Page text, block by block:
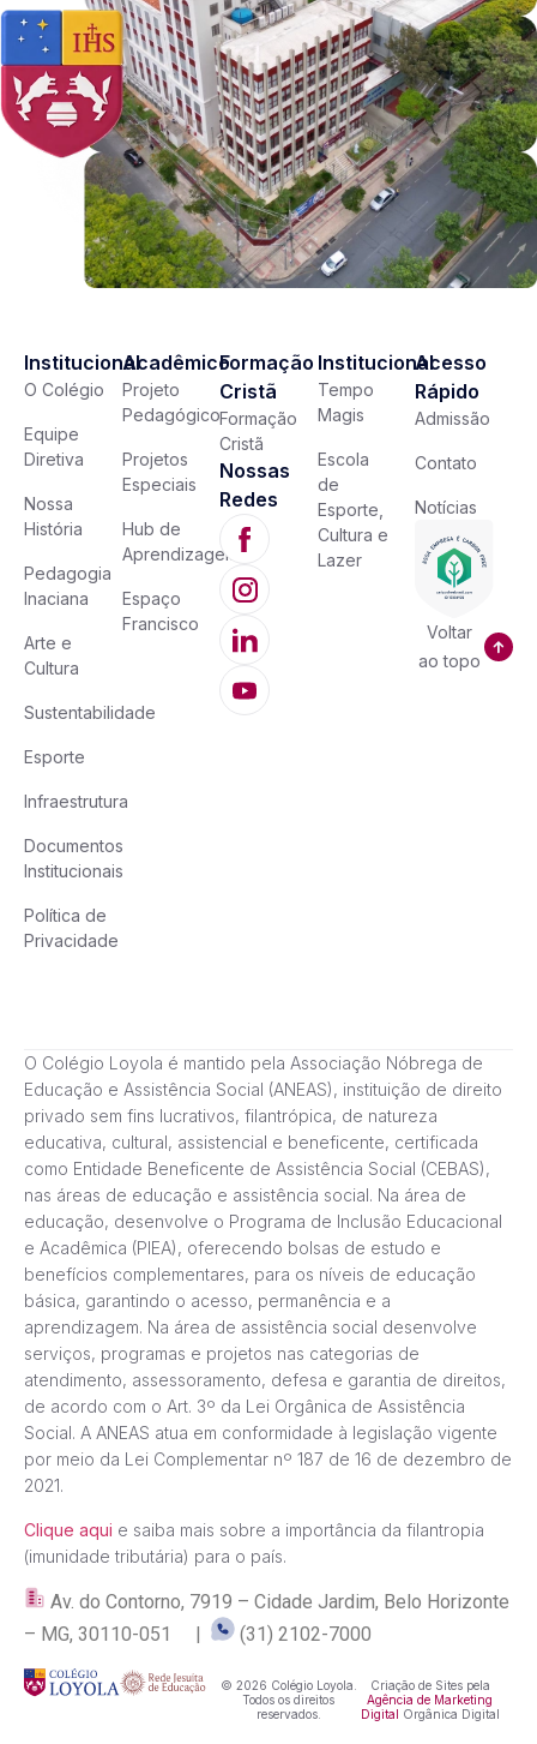
Institucional
O Colégio
Equipe
Diretiva
Nossa
História
Pedagogia
Inaciana
Arte e
Cultura
Sustentabilidade
Esporte
Infraestrutura
Documentos
Institucionais
Política de
Privacidade
Acadêmico
Projeto
Pedagógico
Projetos
Especiais
Hub de
Aprendizagem
Espaço
Francisco
Formação
Cristã
Formação
Cristã
Nossas
Redes
Institucional
Tempo
Magis
Escola
de
Esporte,
Cultura e
Lazer
Acesso
Rápido
Admissão
Contato
Notícias
Voltar
ao topo
O Colégio Loyola é mantido pela Associação Nóbrega de
Educação e Assistência Social (ANEAS), instituição de direito
privado sem fins lucrativos, filantrópica, de natureza
educativa, cultural, assistencial e beneficente, certificada
como Entidade Beneficente de Assistência Social (CEBAS),
nas áreas de educação e assistência social. Na área de
educação, desenvolve o Programa de Inclusão Educacional
e Acadêmica (PIEA), oferecendo bolsas de estudo e
benefícios complementares, para os níveis de educação
básica, garantindo o acesso, permanência e a
aprendizagem. Na área de assistência social desenvolve
serviços, programas e projetos nas categorias de
atendimento, assessoramento, defesa e garantia de direitos,
de acordo com o Art. 3º da Lei Orgânica de Assistência
Social. A ANEAS atua em conformidade à legislação vigente
por meio da Lei Complementar nº 187 de 16 de dezembro de
2021.
Clique aqui e saiba mais sobre a importância da filantropia
(imunidade tributária) para o país.
Av. do Contorno, 7919 – Cidade Jardim, Belo Horizonte
– MG, 30110-051 |
(31) 2102-7000
© 2026 Colégio Loyola.
Todos os direitos
reservados.
Criação de Sites pela
Agência de Marketing
Digital
Orgânica Digital